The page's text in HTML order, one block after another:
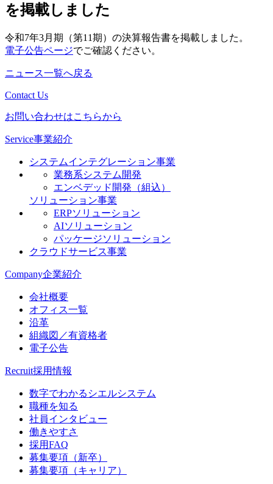
を掲載しました
令和7年3月期（第11期）の決算報告書を掲載しました。
電子公告ページでご確認ください。
ニュース一覧へ戻る
Contact Us
お問い合わせはこちらから
Service事業紹介
システムインテグレーション事業
業務系システム開発
エンベデッド開発（組込）
ソリューション事業
ERPソリューション
AIソリューション
パッケージソリューション
クラウドサービス事業
Company企業紹介
会社概要
オフィス一覧
沿革
組織図／有資格者
電子公告
Recruit採用情報
数字でわかるシエルシステム
職種を知る
社員インタビュー
働きやすさ
採用FAQ
募集要項（新卒）
募集要項（キャリア）